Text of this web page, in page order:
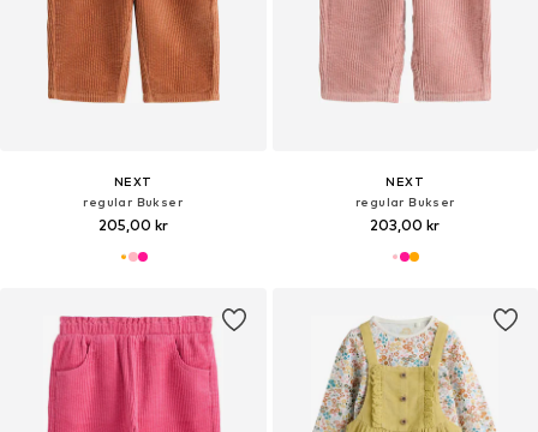
NEXT
regular Bukser
205,00 kr
NEXT
regular Bukser
203,00 kr